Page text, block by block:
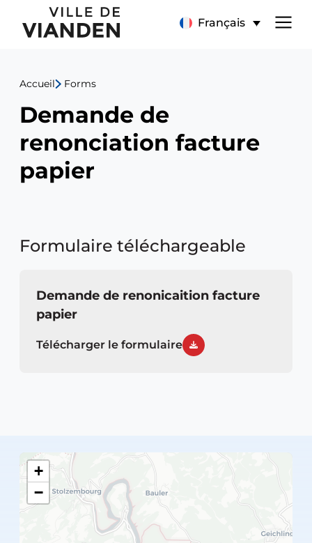
Français
Menu
navigation
principal
Accueil Forms
Demande de
renonciation facture
papier
Formulaire téléchargeable
Demande de renonicaition facture
papier
Télécharger le formulaire
+
−